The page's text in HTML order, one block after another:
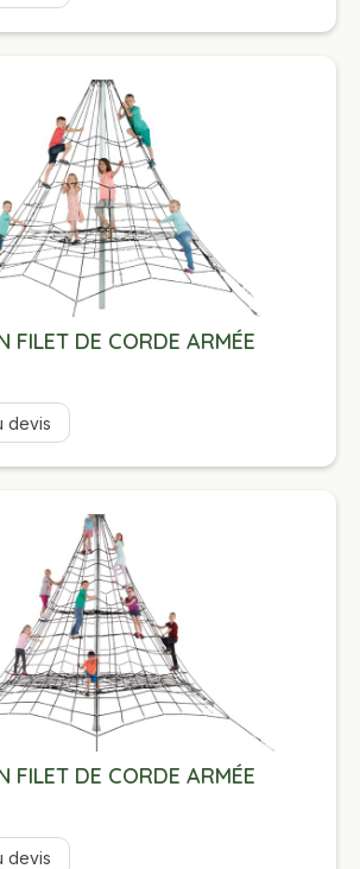
FILET DE CORDE ARMÉE
devis
FILET DE CORDE ARMÉE
devis